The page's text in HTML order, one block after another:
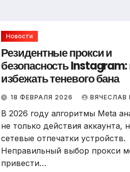
Новости
Резидентные прокси и
безопасность Instagram:
избежать теневого бана
18 ФЕВРАЛЯ 2026 ВЯЧЕСЛАВ
В 2026 году алгоритмы Meta
не только действия аккаунта,
сетевые отпечатки устройств.
Неправильный выбор прокси
привести…